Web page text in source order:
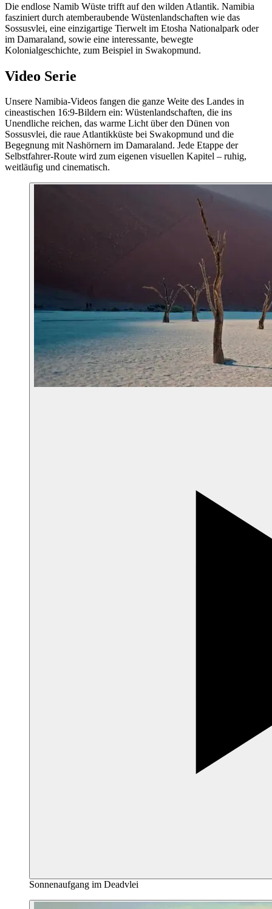
Die endlose Namib Wüste trifft auf den wilden Atlantik. Namibia
fasziniert durch atemberaubende Wüstenlandschaften wie das
Sossusvlei, eine einzigartige Tierwelt im Etosha Nationalpark oder
im Damaraland, sowie eine interessante, bewegte
Kolonialgeschichte, zum Beispiel in Swakopmund.
Video Serie
Unsere Namibia-Videos fangen die ganze Weite des Landes in
cineastischen 16:9-Bildern ein: Wüstenlandschaften, die ins
Unendliche reichen, das warme Licht über den Dünen von
Sossusvlei, die raue Atlantikküste bei Swakopmund und die
Begegnung mit Nashörnern im Damaraland. Jede Etappe der
Selbstfahrer-Route wird zum eigenen visuellen Kapitel – ruhig,
weitläufig und cinematisch.
Sonnenaufgang im Deadvlei